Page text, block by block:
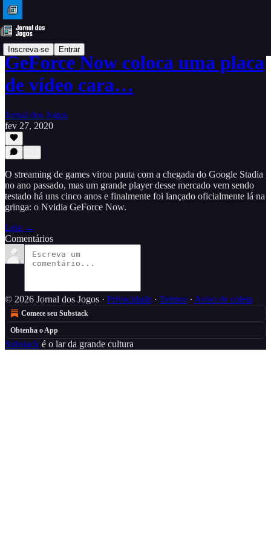
Inscreva-se Entrar
GeForce Now coloca uma placa
de vídeo cara…
Jornal dos Jogos
fev 27, 2020
O streaming de games virou pauta com a chegada do Google Stadia
no ano passado, mas um grande player desse mercado vem sendo
testado há uns cinco anos e finalmente foi lançado oficialmente lá na
gringa: o Nvidia GeForce Now.
Leia →
Comentários
© 2026 Jornal dos Jogos · Privacidade ∙ Termos ∙ Aviso de coleta
Comece seu Substack
Obtenha o App
Substack é o lar da grande cultura